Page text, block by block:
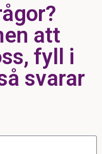
att
fyll i
svarar